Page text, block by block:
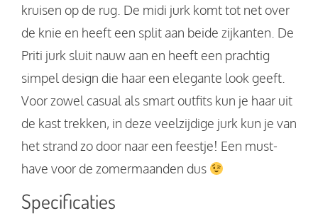
kruisen op de rug. De midi jurk komt tot net over
de knie en heeft een split aan beide zijkanten. De
Priti jurk sluit nauw aan en heeft een prachtig
simpel design die haar een elegante look geeft.
Voor zowel casual als smart outfits kun je haar uit
de kast trekken, in deze veelzijdige jurk kun je van
het strand zo door naar een feestje! Een must-
have voor de zomermaanden dus
Specificaties